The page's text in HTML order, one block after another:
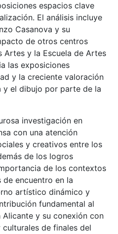
espacios clave
El análisis incluye
Casanova y su
de otros centros
Artes y la Escuela de Artes
las exposiciones
y la creciente valoración
y el dibujo por parte de la
investigación en
con una atención
y creativos entre los
de los logros
de los contextos
encuentro en la
artístico dinámico y
fundamental al
y su conexión con
de finales del